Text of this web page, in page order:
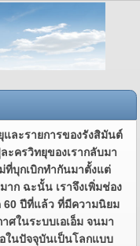
ะรายการของรังสิมันต์
ะครวิทยุของเรากลับมา
บุกเบิกทำกันมาตั้งแต่
ก ฉะนั้น เราจึงเพิ่มช่อง
60 ปีที่แล้ว ที่มีความนิยม
ศในระบบเอเอ็ม จนมา
ในปัจจุบันเป็นโลกแบบ